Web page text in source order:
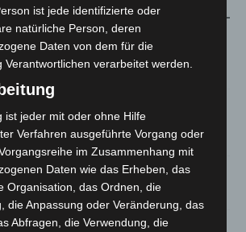
21 neue Notfallsanitäter starten beim
bei Bagger-Unfall auf Baustelle
Umbau in Langenhagen
ist jede identifizierte oder
natürliche Person, deren
Daten von dem für die
Verantwortlichen verarbeitet werden.
ist jeder mit oder ohne Hilfe
Verfahren ausgeführte Vorgang oder
im Zusammenhang mit
Daten wie das Erheben, das
Organisation, das Ordnen, die
die Anpassung oder Veränderung, das
Abfragen, die Verwendung, die